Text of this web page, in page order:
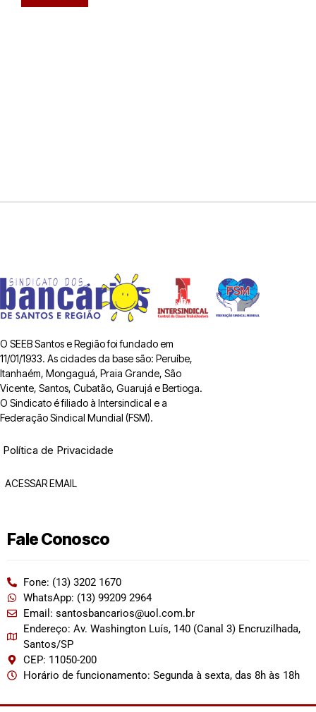
O SEEB Santos e Região foi fundado em
11/01/1933. As cidades da base são: Peruíbe,
Itanhaém, Mongaguá, Praia Grande, São
Vicente, Santos, Cubatão, Guarujá e Bertioga.
O Sindicato é filiado à Intersindical e a
Federação Sindical Mundial (FSM).
Política de Privacidade
ACESSAR EMAIL
Fale Conosco
Fone: (13) 3202 1670
WhatsApp: (13) 99209 2964
Email: santosbancarios@uol.com.br
Endereço: Av. Washington Luís, 140 (Canal 3) Encruzilhada,
Santos/SP
CEP: 11050-200
Horário de funcionamento: Segunda à sexta, das 8h às 18h